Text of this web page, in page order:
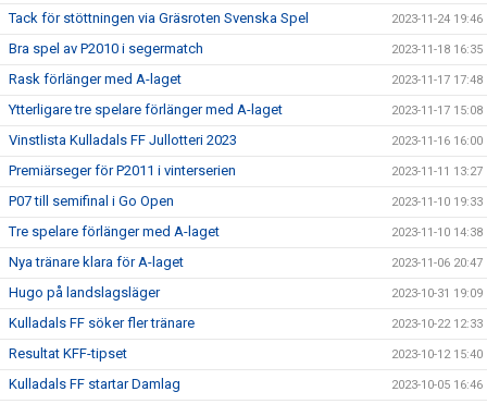
Tack för stöttningen via Gräsroten Svenska Spel 2023-11-24 19:46
Bra spel av P2010 i segermatch 2023-11-18 16:35
Rask förlänger med A-laget 2023-11-17 17:48
Ytterligare tre spelare förlänger med A-laget 2023-11-17 15:08
Vinstlista Kulladals FF Jullotteri 2023 2023-11-16 16:00
Premiärseger för P2011 i vinterserien 2023-11-11 13:27
P07 till semifinal i Go Open 2023-11-10 19:33
Tre spelare förlänger med A-laget 2023-11-10 14:38
Nya tränare klara för A-laget 2023-11-06 20:47
Hugo på landslagsläger 2023-10-31 19:09
Kulladals FF söker fler tränare 2023-10-22 12:33
Resultat KFF-tipset 2023-10-12 15:40
Kulladals FF startar Damlag 2023-10-05 16:46